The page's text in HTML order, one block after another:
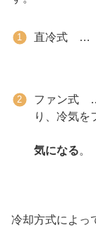
直冷式 …
音
霜が
ファン式
り、冷気を
ファ
気になる。
大きめ
冷却方式によっ